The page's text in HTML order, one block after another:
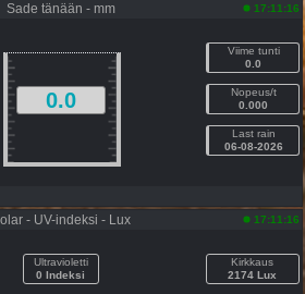
Sade tänään - mm 17:11:16
0.0
Viime tunti
0.0
Nopeus/t
0.000
Last rain
06-08-2026
- UV-indeksi - Lux 17:11:16
Ultravioletti
0 Indeksi
Kirkkaus
2174 Lux